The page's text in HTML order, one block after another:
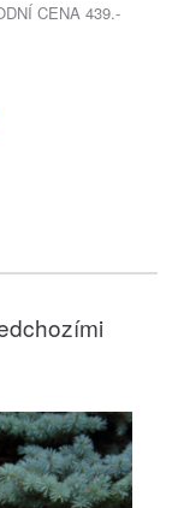
CENA 439.-